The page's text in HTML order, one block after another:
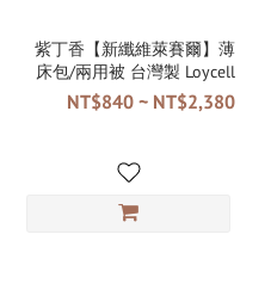
紫丁香【新纖維萊賽爾】薄
床包/兩用被 台灣製 Loycell
NT$840 ~ NT$2,380